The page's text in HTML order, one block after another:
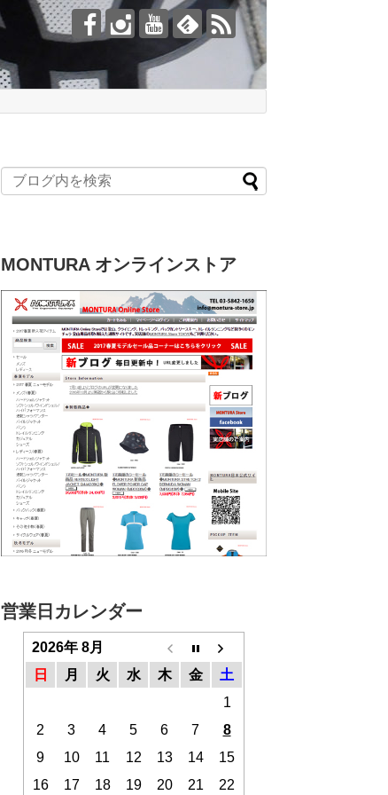
MONTURA オンラインストア
営業日カレンダー
2026年 8月
日
月 火 水 木 金
土
1
2
3 4 5 6 7
8
9
10 11 12 13 14
15
16
17 18 19 20 21 22